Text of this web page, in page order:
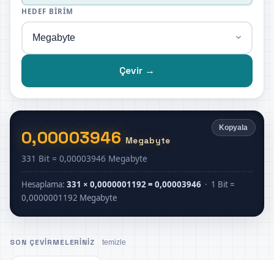
HEDEF BIRIM
Çevir →
Kopyala
0,00003946 Megabyte
331 Bit = 0,00003946 Megabyte
Hesaplama:331 × 0,0000001192 = 0,00003946 · 1 Bit =
0,0000001192 Megabyte
SON ÇEVIRMELERINIZ temizle